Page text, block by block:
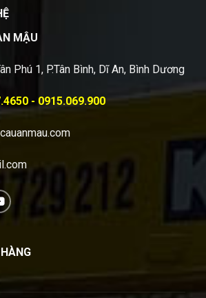
MẬU
Phú 1, P.Tân Bình, Dĩ An, Bình Dương
- 0915.069.900